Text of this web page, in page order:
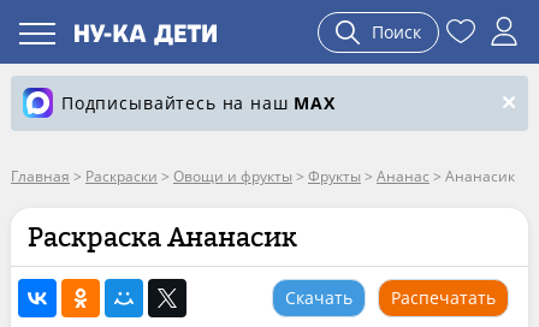
Поиск
Подписывайтесь на наш MAX
Главная > Раскраски > Овощи и фрукты > Фрукты > Ананас > Ананасик
Раскраска Ананасик
Скачать Распечатать